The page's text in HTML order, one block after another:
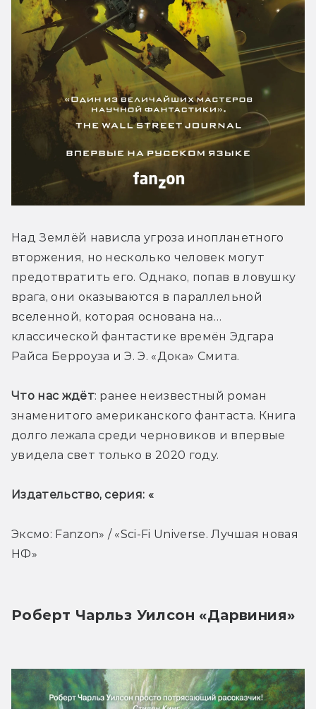
Над Землёй нависла угроза инопланетного
вторжения, но несколько человек могут
предотвратить его. Однако, попав в ловушку
врага, они оказываются в параллельной
вселенной, которая основана на…
классической фантастике времён Эдгара
Райса Берроуза и Э. Э. «Дока» Смита.
Что нас ждёт: ранее неизвестный роман
знаменитого американского фантаста. Книга
долго лежала среди черновиков и впервые
увидела свет только в 2020 году.
Издательство, серия: «
Эксмо: Fanzon» / «Sci-Fi Universe. Лучшая новая
НФ»
Роберт Чарльз Уилсон «Дарвиния»